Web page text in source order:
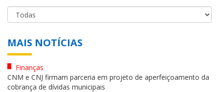
MAIS NOTÍCIAS
Finanças
CNM e CNJ firmam parceria em projeto de aperfeiçoamento da
cobrança de dívidas municipais